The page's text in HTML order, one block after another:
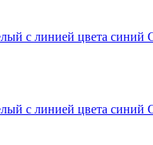
с линией цвета синий
с линией цвета синий